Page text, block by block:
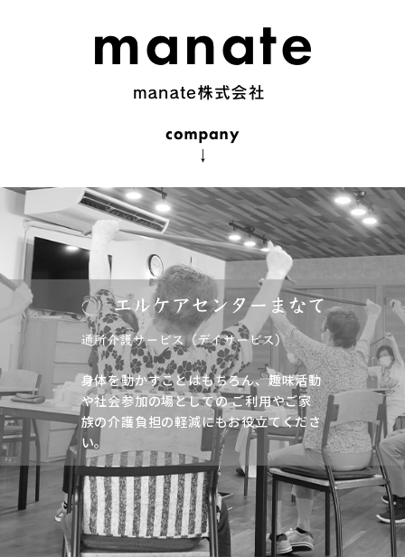
身体を動かすことはもちろん、趣味活動
や社会参加の場としてのご利用やご家
族の介護負担の軽減にもお役立てくださ
い。